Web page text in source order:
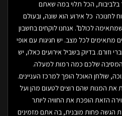
בלביבות, הכל תלוי במה שאתם
לחנוכה כל אירוע הוא שונה, ובעולם
לכולם". אנחנו לוקחים בחשבון
מתאימים לכל מצב. יש חגיגות עם אופי
וזורם. בדיוק בשביל אירועים כאלו, יש
המסיבה שלכם כמה רמות למעלה.
שולחן האוכל הופך למרכז העניינים.
את המנות שהם רוצים לטעום מהן ועל
הזאת הופכת את החוויה ליותר
הגשה פחות מובנית, בה אתם מזמינים